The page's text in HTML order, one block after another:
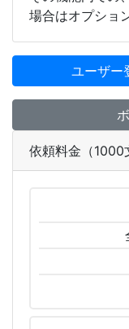
場合はオプショ
ユーザー
依頼料金（1000